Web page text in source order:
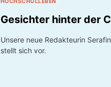
Gesichter hinter der
Unsere neue Redakteurin
stellt sich vor.